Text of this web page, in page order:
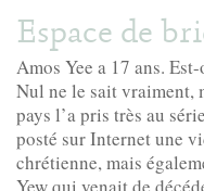
Espace de
Amos Yee a 17 ans.
Nul ne le sait vraiment,
pays l’a pris très au
posté sur Internet une
chrétienne, mais
Yew qui venait de